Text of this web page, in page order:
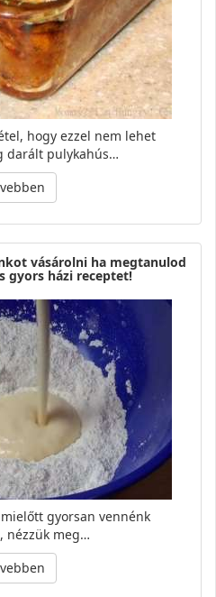
hogy ezzel nem lehet
darált pulykahús…
vásárolni ha megtanulod
gyors házi receptet!
gyorsan vennénk
nézzük meg…